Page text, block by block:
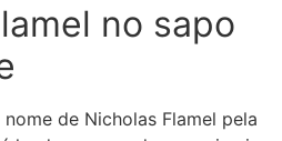
no sapo
de Nicholas Flamel pela